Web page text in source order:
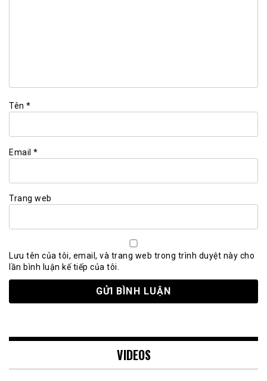
Tên *
Email *
Trang web
Lưu tên của tôi, email, và trang web trong trình duyệt này cho
lần bình luận kế tiếp của tôi.
VIDEOS